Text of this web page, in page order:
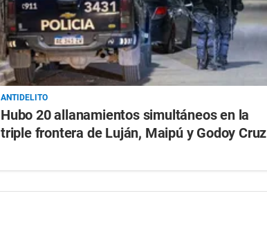
ANTIDELITO
Hubo 20 allanamientos simultáneos en la
triple frontera de Luján, Maipú y Godoy Cruz